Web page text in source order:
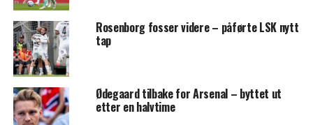
Rosenborg fosser videre – påførte LSK nytt
tap
Ødegaard tilbake for Arsenal – byttet ut
etter en halvtime